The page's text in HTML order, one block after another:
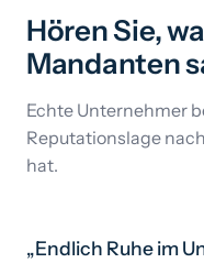
Hören Sie,
Mandanten
Echte Unternehmer
Reputationslage
hat.
Technologie &
„Endlich Ruhe im